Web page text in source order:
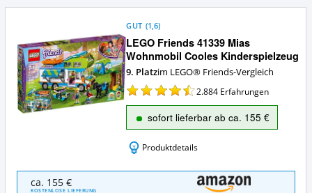
LEGO Friends 41339 Mias
Wohnmobil Cooles Kinderspielzeug
GUT (1,6)
9. Platzim LEGO® Friends-Vergleich
2.884 Erfahrungen
sofort lieferbar ab ca. 155 €
Produktdetails
LEGO
Friends
ca. 155 €
KOSTENLOSE LIEFERUNG